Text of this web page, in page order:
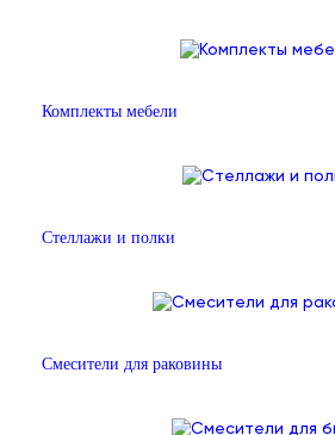
Комплекты мебели
Стеллажи и полки
Смесители для раковины